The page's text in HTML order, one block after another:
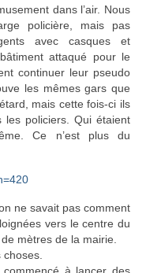
dans l’air. Nous
policière, mais pas
avec casques et
attaqué pour le
continuer leur pseudo
les mêmes gars que
mais cette fois-ci ils
policiers. Qui étaient
Ce n’est plus du
ne savait pas comment
vers le centre du
mètres de la mairie.
à lancer des